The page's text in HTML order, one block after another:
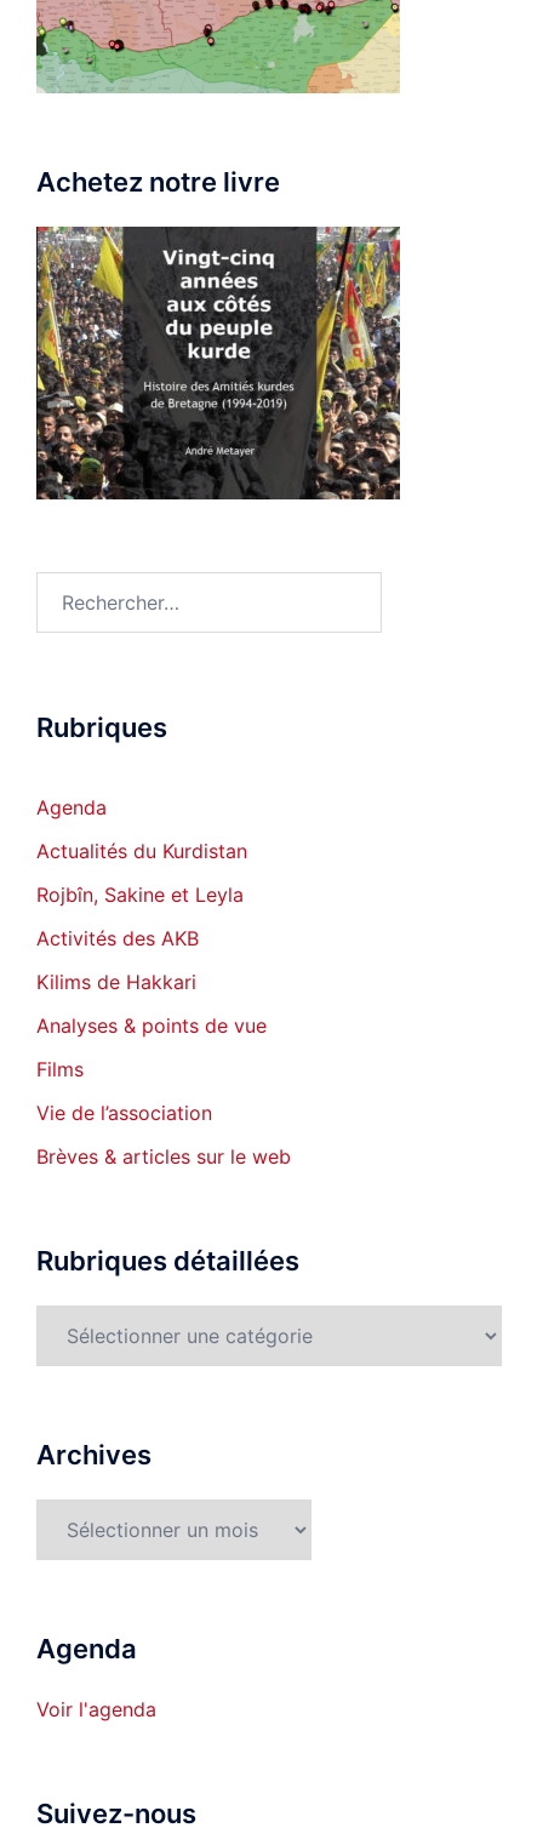
Achetez notre livre
Rubriques
Agenda
Actualités du Kurdistan
Rojbîn, Sakine et Leyla
Activités des AKB
Kilims de Hakkari
Analyses & points de vue
Films
Vie de l’association
Brèves & articles sur le web
Rubriques détaillées
détaillées
Archives
Agenda
Voir l'agenda
Suivez-nous